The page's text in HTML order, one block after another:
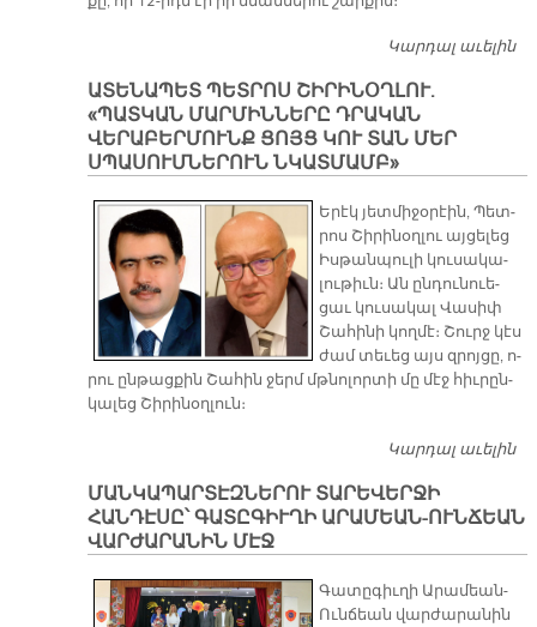
Կարդալ աւելին
ԱՏԵՆԱՊԵՏ ՊԵՏՐՈՍ ՇԻՐԻՆՕՂԼՈՒ.
«ՊԱՏԿԱՆ ՄԱՐՄԻՆՆԵՐԸ ԴՐԱԿԱՆ
ՎԵՐԱԲԵՐՄՈՒՆՔ ՑՈՅՑ ԿՈՒ ՏԱՆ ՄԵՐ
ՍՊԱՍՈՒՄՆԵՐՈՒՆ ՆԿԱՏՄԱՄԲ»
Ե­րէկ յետ­մի­ջօ­րէին, Պետ­
րոս Շի­րի­նօղ­լու այ­ցե­լեց
Իս­թան­պու­լի կու­սա­կա­
լու­թիւն։ Ան ըն­դու­նուե­
ցաւ կու­սա­կալ Վա­սիփ
Շա­հի­նի կող­մէ։ Շուրջ կէս
ժամ տե­ւեց այս զրոյ­ցը, ո­
րու ըն­թաց­քին Շա­հին ջերմ մթնո­լոր­տի մը մէջ հիւ­րըն­
կա­լեց Շի­րի­նօղ­լուն։
Կարդալ աւելին
ՄԱՆԿԱՊԱՐՏԷԶՆԵՐՈՒ ՏԱՐԵՎԵՐՋԻ
ՀԱՆԴԷՍԸ՝ ԳԱՏԸԳԻՒՂԻ ԱՐԱՄԵԱՆ-ՈՒՆՃԵԱՆ
ՎԱՐԺԱՐԱՆԻՆ ՄԷՋ
Գա­տը­գիւ­ղի Ա­րա­մեան-
Ուն­ճեան վար­ժա­րա­նին